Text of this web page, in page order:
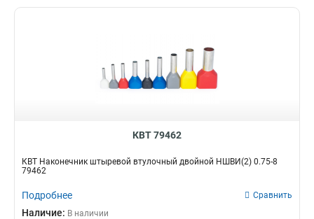
КВТ 79462
КВТ Наконечник штыревой втулочный двойной НШВИ(2) 0.75-8
79462
Подробнее Сравнить
Наличие: В наличии